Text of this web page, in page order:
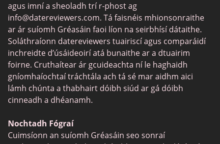
Zoosk vs Match
Feabie
POF vs Match
eHarmony vs OkCupid
SPDate
TenderMeets
Fetlife
agus imní a sheoladh trí r-phost ag
info@datereviewers.com. Tá faisnéis mhionsonraithe
ar ár suíomh Gréasáin faoi líon na seirbhísí dátaithe.
Soláthraíonn datereviewers tuairiscí agus comparáidí
inchreidte d’úsáideoirí atá bunaithe ar a dtuairim
foirne. Cruthaítear ár gcuideachta ní le haghaidh
gníomhaíochtaí tráchtála ach tá sé mar aidhm aici
lámh chúnta a thabhairt dóibh siúd ar gá dóibh
cinneadh a dhéanamh.
Nochtadh Fógraí
Cuimsíonn an suíomh Gréasáin seo sonraí